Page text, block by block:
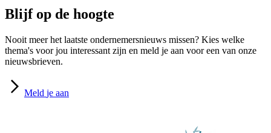
Blijf op de hoogte
Nooit meer het laatste ondernemersnieuws missen? Kies welke
thema's voor jou interessant zijn en meld je aan voor een van onze
nieuwsbrieven.
Meld je aan